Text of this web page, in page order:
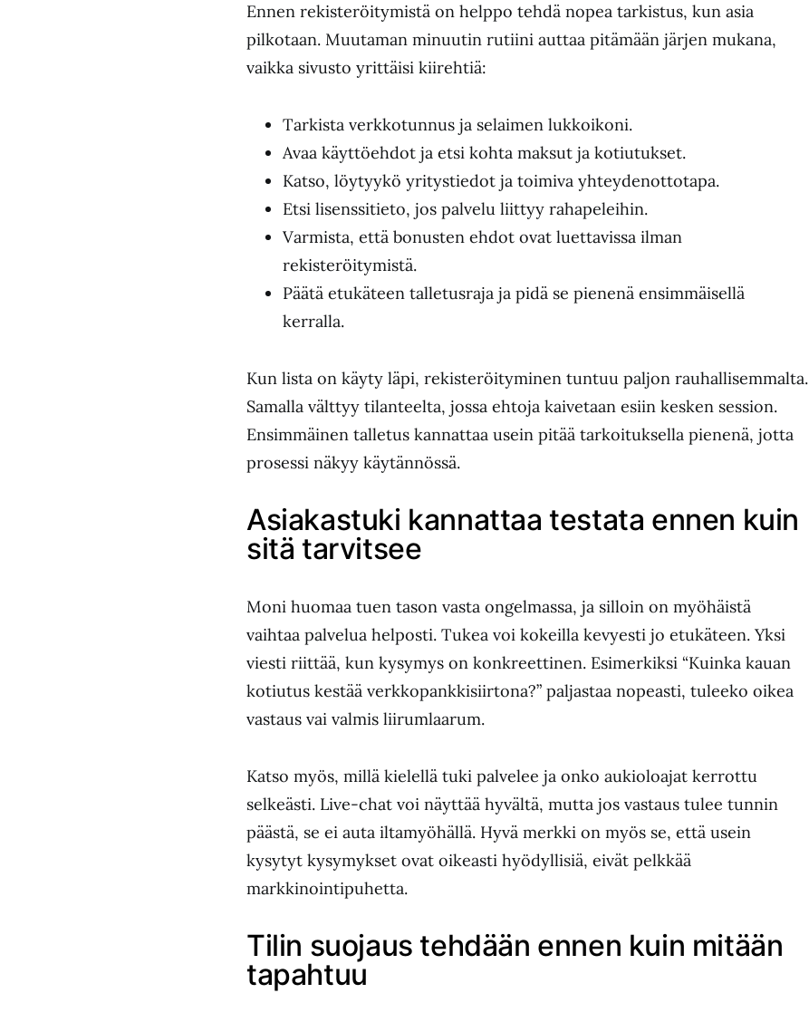
Ennen rekisteröitymistä on helppo tehdä nopea tarkistus, kun asia
pilkotaan. Muutaman minuutin rutiini auttaa pitämään järjen mukana,
vaikka sivusto yrittäisi kiirehtiä:
Tarkista verkkotunnus ja selaimen lukkoikoni.
Avaa käyttöehdot ja etsi kohta maksut ja kotiutukset.
Katso, löytyykö yritystiedot ja toimiva yhteydenottotapa.
Etsi lisenssitieto, jos palvelu liittyy rahapeleihin.
Varmista, että bonusten ehdot ovat luettavissa ilman
rekisteröitymistä.
Päätä etukäteen talletusraja ja pidä se pienenä ensimmäisellä
kerralla.
Kun lista on käyty läpi, rekisteröityminen tuntuu paljon rauhallisemmalta.
Samalla välttyy tilanteelta, jossa ehtoja kaivetaan esiin kesken session.
Ensimmäinen talletus kannattaa usein pitää tarkoituksella pienenä, jotta
prosessi näkyy käytännössä.
Asiakastuki kannattaa testata ennen kuin
sitä tarvitsee
Moni huomaa tuen tason vasta ongelmassa, ja silloin on myöhäistä
vaihtaa palvelua helposti. Tukea voi kokeilla kevyesti jo etukäteen. Yksi
viesti riittää, kun kysymys on konkreettinen. Esimerkiksi “Kuinka kauan
kotiutus kestää verkkopankkisiirtona?” paljastaa nopeasti, tuleeko oikea
vastaus vai valmis liirumlaarum.
Katso myös, millä kielellä tuki palvelee ja onko aukioloajat kerrottu
selkeästi. Live-chat voi näyttää hyvältä, mutta jos vastaus tulee tunnin
päästä, se ei auta iltamyöhällä. Hyvä merkki on myös se, että usein
kysytyt kysymykset ovat oikeasti hyödyllisiä, eivät pelkkää
markkinointipuhetta.
Tilin suojaus tehdään ennen kuin mitään
tapahtuu